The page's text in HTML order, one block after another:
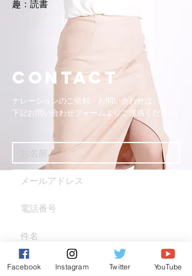
趣：読書
Contact
ナレーションのご依頼・お問い合わせは、
下記お問い合わせフォームよりご連絡ください。
Facebook Instagram Twitter YouTube